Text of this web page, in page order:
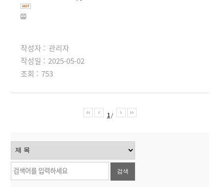
작성자 : 관리자
작성일 : 2025-05-02
조회 : 753
1 /
검색